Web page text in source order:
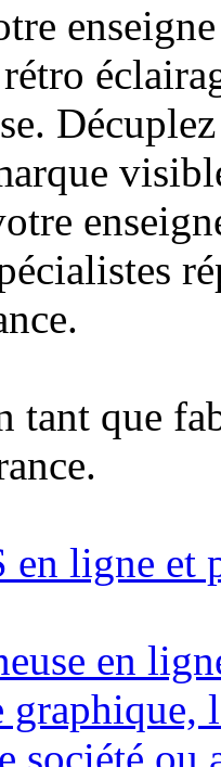
tant que
en ligne et
en
graphique,
société